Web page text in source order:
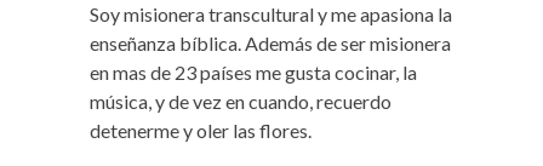
Soy misionera transcultural y me apasiona la
enseñanza bíblica. Además de ser misionera
en mas de 23 países me gusta cocinar, la
música, y de vez en cuando, recuerdo
detenerme y oler las flores.